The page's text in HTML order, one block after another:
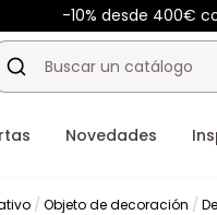
-10% desde 400€
Novedades
Objeto de decoración